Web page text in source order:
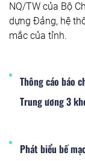
NQ/TW của Bộ
dựng Đảng, hệ
mắc của tỉnh.
Thông cáo báo
Trung ương 3
Phát biểu bế